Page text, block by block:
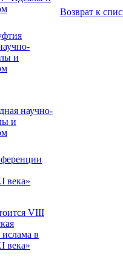
и
научно-
и
века»
VIII
в
века»
Возврат к